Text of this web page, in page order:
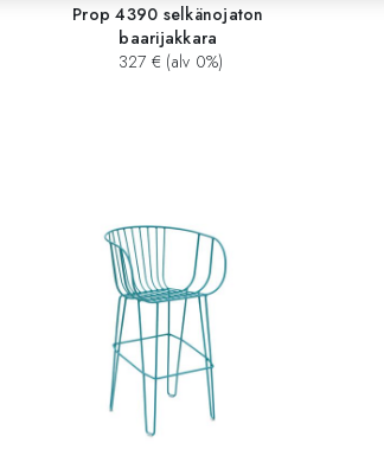
Prop 4390 selkänojaton
baarijakkara
327 € (alv 0%)